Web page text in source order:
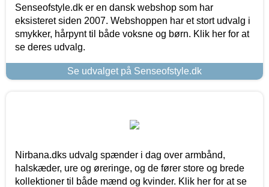
Senseofstyle.dk er en dansk webshop som har
eksisteret siden 2007. Webshoppen har et stort udvalg i
smykker, hårpynt til både voksne og børn. Klik her for at
se deres udvalg.
Se udvalget på Senseofstyle.dk
Nirbana.dks udvalg spænder i dag over armbånd,
halskæder, ure og øreringe, og de fører store og brede
kollektioner til både mænd og kvinder. Klik her for at se